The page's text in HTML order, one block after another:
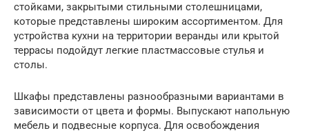
стойками, закрытыми стильными столешницами,
которые представлены широким ассортиментом. Для
устройства кухни на территории веранды или крытой
террасы подойдут легкие пластмассовые стулья и
столы.
Шкафы представлены разнообразными вариантами в
зависимости от цвета и формы. Выпускают напольную
мебель и подвесные корпуса. Для освобождения